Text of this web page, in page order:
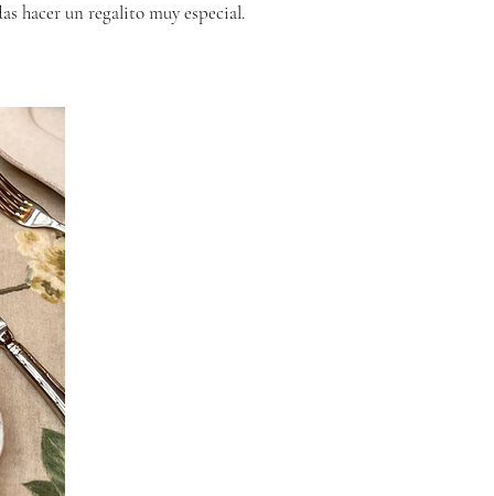
hacer un regalito muy especial.